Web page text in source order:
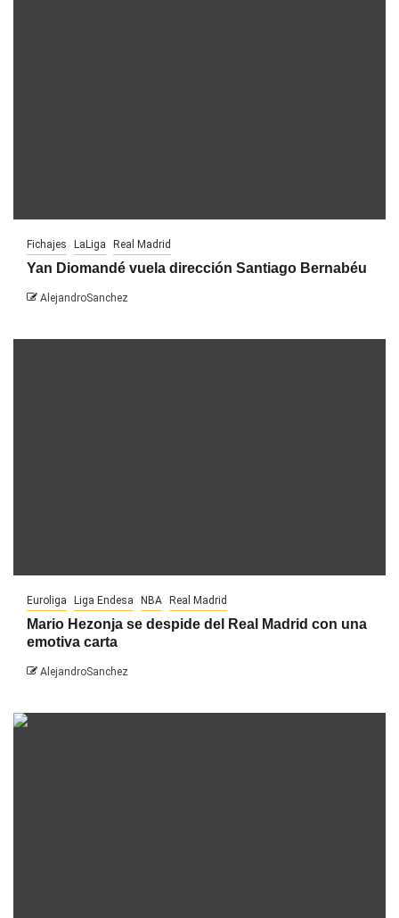
Fichajes LaLiga Real Madrid
Yan Diomandé vuela dirección Santiago Bernabéu
AlejandroSanchez
Euroliga Liga Endesa NBA Real Madrid
Mario Hezonja se despide del Real Madrid con una
emotiva carta
AlejandroSanchez